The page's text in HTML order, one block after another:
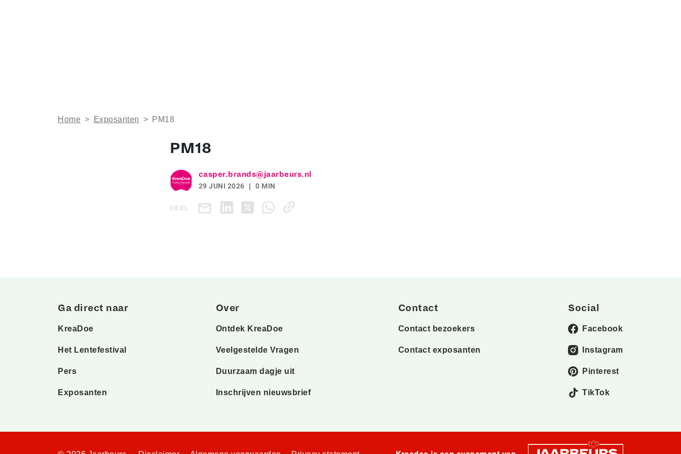
Home > Exposanten > PM18
PM18
casper.brands@jaarbeurs.nl
29 JUNI 2026
0 MIN
DEEL
Ga direct naar
KreaDoe
Het Lentefestival
Pers
Exposanten
Over
Ontdek KreaDoe
Veelgestelde Vragen
Duurzaam dagje uit
Inschrijven nieuwsbrief
Contact
Contact bezoekers
Contact exposanten
Social
Facebook
Instagram
Pinterest
TikTok